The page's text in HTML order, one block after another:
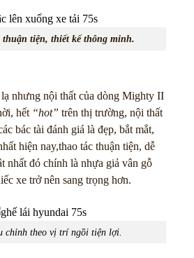
thuận tiện, thiết kế thông minh.
nhưng nội thất của dòng Mighty II
hết “hot” trên thị trường, nội thất
bác tài đánh giá là đẹp, bắt mắt,
hiện nay,thao tác thuận tiện, dễ
nhất đó chính là nhựa giả vân gỗ
xe trở nên sang trọng hơn.
chỉnh theo vị trí ngồi tiện lợi.